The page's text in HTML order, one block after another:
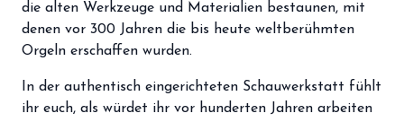
storefront
loyalty
handshake Partnerschaft
die alten Werkzeuge und Materialien bestaunen, mit
denen vor 300 Jahren die bis heute weltberühmten
Orgeln erschaffen wurden.
In der authentisch eingerichteten Schauwerkstatt fühlt
ihr euch, als würdet ihr vor hunderten Jahren arbeiten